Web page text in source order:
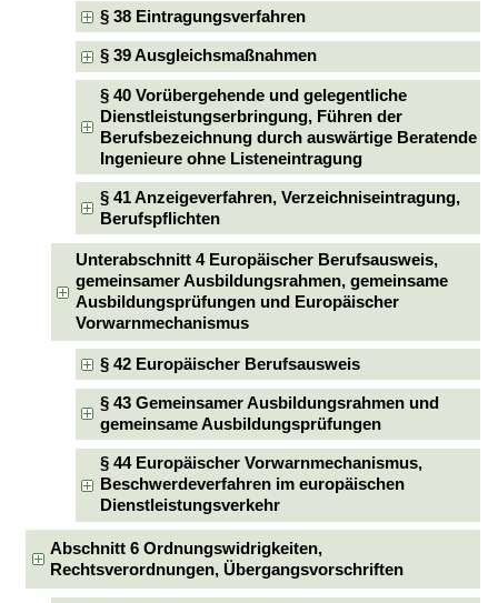
§ 38 Eintragungsverfahren
§ 39 Ausgleichsmaßnahmen
§ 40 Vorübergehende und gelegentliche
Dienstleistungserbringung, Führen der
Berufsbezeichnung durch auswärtige Beratende
Ingenieure ohne Listeneintragung
§ 41 Anzeigeverfahren, Verzeichniseintragung,
Berufspflichten
Unterabschnitt 4 Europäischer Berufsausweis,
gemeinsamer Ausbildungsrahmen, gemeinsame
Ausbildungsprüfungen und Europäischer
Vorwarnmechanismus
§ 42 Europäischer Berufsausweis
§ 43 Gemeinsamer Ausbildungsrahmen und
gemeinsame Ausbildungsprüfungen
§ 44 Europäischer Vorwarnmechanismus,
Beschwerdeverfahren im europäischen
Dienstleistungsverkehr
Abschnitt 6 Ordnungswidrigkeiten,
Rechtsverordnungen, Übergangsvorschriften